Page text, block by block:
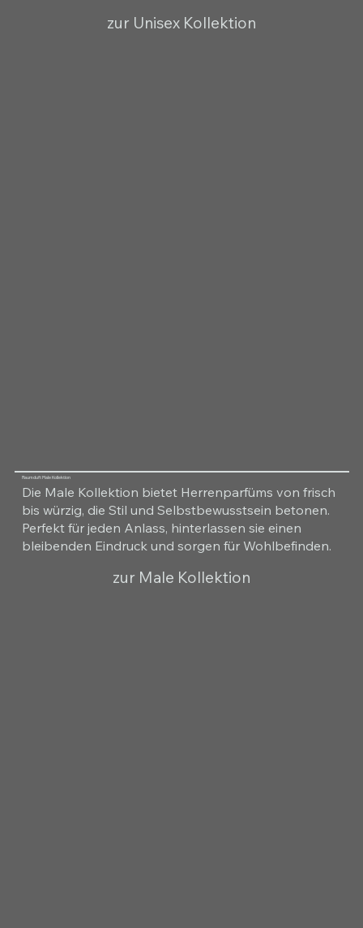
zur Unisex Kollektion
Raumduft Male Kollektion
Die Male Kollektion bietet Herrenparfüms von frisch
bis würzig, die Stil und Selbstbewusstsein betonen.
Perfekt für jeden Anlass, hinterlassen sie einen
bleibenden Eindruck und sorgen für Wohlbefinden.
zur Male Kollektion